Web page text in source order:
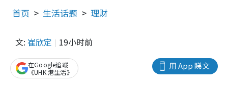
首页 生活话题 理财
文: 崔欣定 19小时前
用 App 睇文
在Google追蹤
《UHK 港生活》